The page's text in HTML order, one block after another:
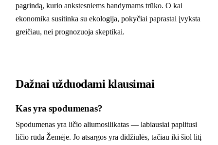
pagrindą, kurio ankstesniems bandymams trūko. O kai
ekonomika susitinka su ekologija, pokyčiai paprastai įvyksta
greičiau, nei prognozuoja skeptikai.
Dažnai užduodami klausimai
Kas yra spodumenas?
Spodumenas yra ličio aliumosilikatas — labiausiai paplitusi
ličio rūda Žemėje. Jo atsargos yra didžiulės, tačiau iki šiol litį